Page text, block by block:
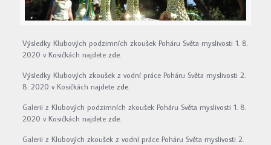
Výsledky Klubových podzimních zkoušek Poháru Světa myslivosti 1. 8.
2020 v Kosičkách najdete zde.
Výsledky Klubových zkoušek z vodní práce Poháru Světa myslivosti 2.
8. 2020 v Kosičkách najdete zde.
Galerii z Klubových podzimních zkoušek Poháru Světa myslivosti 1. 8.
2020 v Kosičkách najdete zde.
Galerii z Klubových zkoušek z vodní práce Poháru Světa myslivosti 2.